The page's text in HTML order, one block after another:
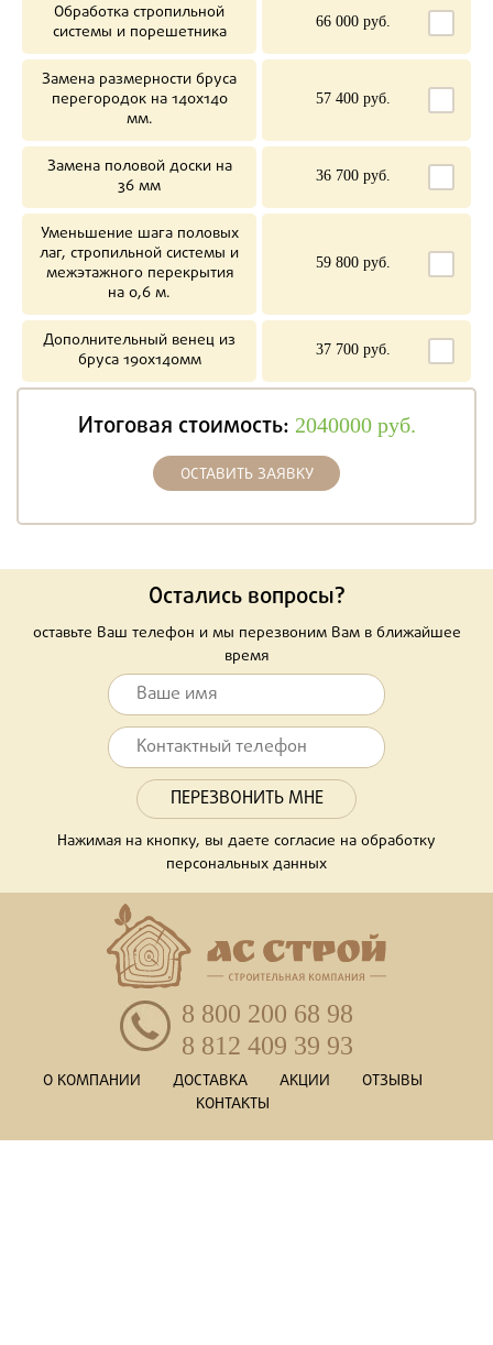
Обработка стропильной
системы и порешетника
66 000 руб.
Замена размерности бруса
перегородок на 140х140
мм.
57 400 руб.
Замена половой доски на
36 мм
36 700 руб.
Уменьшение шага половых
лаг, стропильной системы и
межэтажного перекрытия
на 0,6 м.
59 800 руб.
Дополнительный венец из
бруса 190х140мм
37 700 руб.
Итоговая стоимость: 2040000 руб.
ОСТАВИТЬ ЗАЯВКУ
Остались вопросы?
оставьте Ваш телефон и мы перезвоним Вам в ближайшее
время
Нажимая на кнопку, вы даете согласие на обработку
персональных данных
8 800 200 68 98
8 812 409 39 93
О КОМПАНИИ ДОСТАВКА АКЦИИ
ОТЗЫВЫ
КОНТАКТЫ